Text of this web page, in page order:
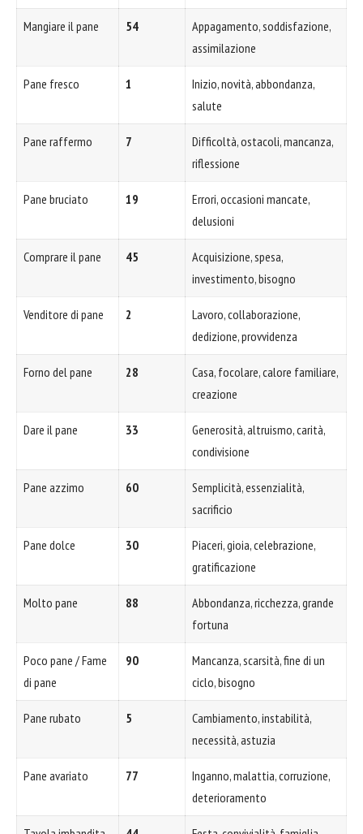
Mangiare il pane 54
Appagamento, soddisfazione,
assimilazione
Pane fresco 1
Inizio, novità, abbondanza,
salute
Pane raffermo 7
Difficoltà, ostacoli, mancanza,
riflessione
Pane bruciato 19
Errori, occasioni mancate,
delusioni
Comprare il pane 45
Acquisizione, spesa,
investimento, bisogno
Venditore di pane 2
Lavoro, collaborazione,
dedizione, provvidenza
Forno del pane 28
Casa, focolare, calore familiare,
creazione
Dare il pane 33
Generosità, altruismo, carità,
condivisione
Pane azzimo 60
Semplicità, essenzialità,
sacrificio
Pane dolce 30
Piaceri, gioia, celebrazione,
gratificazione
Molto pane 88
Abbondanza, ricchezza, grande
fortuna
Poco pane / Fame
di pane
90
Mancanza, scarsità, fine di un
ciclo, bisogno
Pane rubato 5
Cambiamento, instabilità,
necessità, astuzia
Pane avariato 77
Inganno, malattia, corruzione,
deterioramento